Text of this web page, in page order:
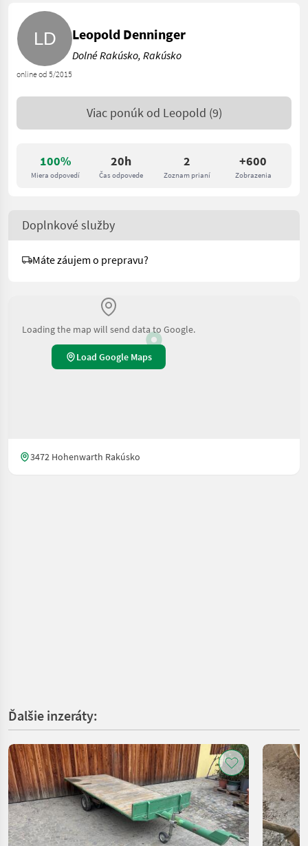
100%
Miera odpovedí
20h
Čas odpovede
2
Zoznam prianí
+600
Zobrazenia
online od 5/2015
Leopold Denninger
Dolné Rakúsko, Rakúsko
Viac ponúk od Leopold (9)
Doplnkové služby
Máte záujem o prepravu?
Loading the map will send data to Google.
Load Google Maps
3472 Hohenwarth Rakúsko
Ďalšie inzeráty: